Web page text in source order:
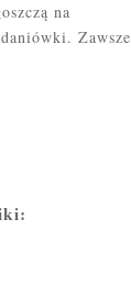
na
Zawsze